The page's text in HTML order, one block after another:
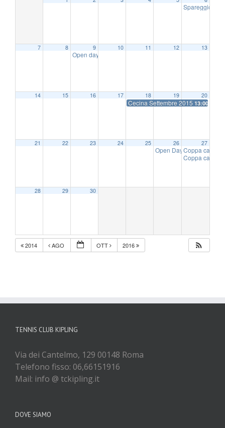
Spareggio
7 8 9
Open day scuola Tennis
10 11 12 13
14 15 16 17 18
Cecina Settembre 2015 13:00
19 20
21 22 23 24 25 26
Open Day Palestra10:30
27
Coppa
Coppa
28 29 30
2014 AGO OTT 2016
TENNIS CLUB KIPLING
Via dei Cantelmo, 129 00148 Roma
Telefono fisso: 06,66151916
Mail: info @ tckipling.it
DOVE SIAMO